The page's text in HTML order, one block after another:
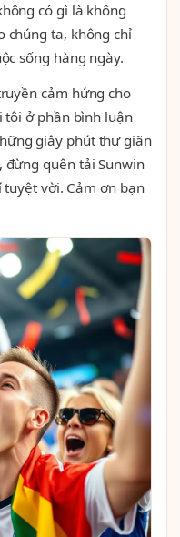
có gì là không
chúng ta, không chỉ
sống hàng ngày.
cảm hứng cho
tôi ở phần bình luận
giây phút thư giãn
đừng quên tải Sunwin
vời. Cảm ơn bạn